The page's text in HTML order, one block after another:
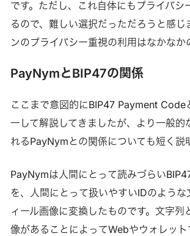
です。ただし、これ自体にもプライバシ
るので、難しい選択だっただろうと感じ
ンのプライバシー重視の利用はなかなか
PayNymとBIP47の関係
ここまで意図的にBIP47 Payment Code
一して解説してきましたが、より一般的
れるPayNymとの関係についても短く説
PayNymは人間にとって読みづらい
を、人間にとって扱いやすいIDのような
ィール画像に変換したものです。文字列
像があることによってWebやウォレット